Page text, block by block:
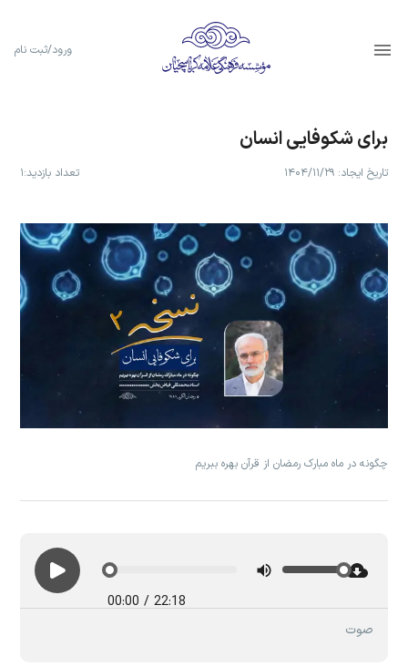
ورود/ثبت نام
برای شکوفایی انسان
تاریخ ایجاد: ۱۴۰۴/۱۱/۲۹ تعداد بازدید:۱
چگونه در ماه مبارک رمضان از قرآن بهره ببریم
22:18
/
00:00
صوت